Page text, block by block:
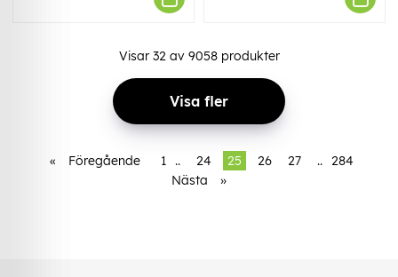
Visar 32av 9058produkter
Visa fler
« Föregående 1 .. 24 25 26 27 .. 284
Nästa
»